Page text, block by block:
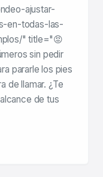
ajustar-
en-todas-las-
" title="😡
sin pedir
pararle los pies
de llamar. ¿Te
de tus